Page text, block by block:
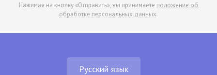
Нажимая на кнопку «Отправить», вы принимаете положение об
обработке персональных данных.
Русский язык